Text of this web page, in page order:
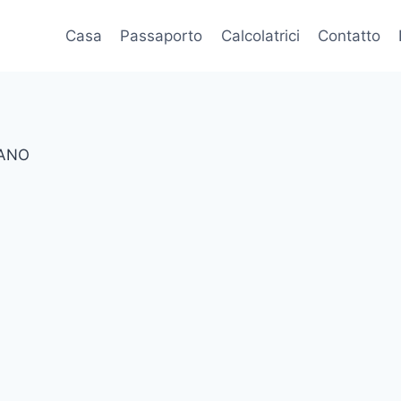
Casa Passaporto Calcolatrici Contatto